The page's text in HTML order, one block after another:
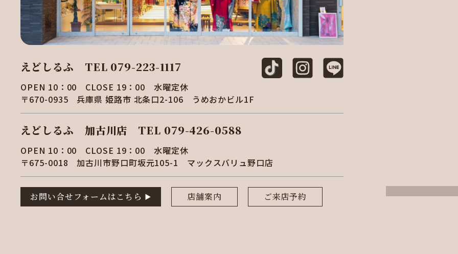
えどしるふ TEL 079-223-1117
OPEN 10：00 CLOSE 19：00 水曜定休
〒670-0935兵庫県 姫路市 北条口2-106 うめおかビル1F
えどしるふ 加古川店 TEL 079-426-0588
OPEN 10：00 CLOSE 19：00 水曜定休
〒675-0018加古川市野口町坂元105-1 マックスバリュ野口店
お問い合せフォームはこちら 店舗案内 ご来店予約